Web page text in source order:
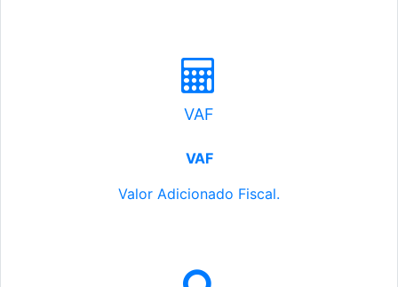
VAF
VAF
Valor Adicionado Fiscal.